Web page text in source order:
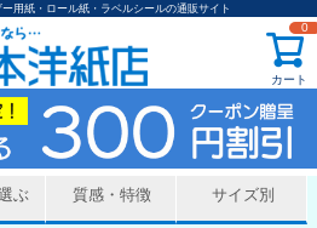
用紙・ロール紙・ラベルシールの通販サイト
カート
0
ぶ 質感・特徴 サイズ別